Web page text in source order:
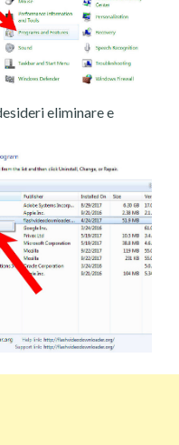
eliminare e